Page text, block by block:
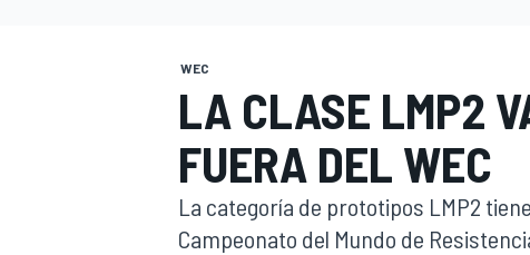
INDYCAR
WEC
LA CLASE LMP2
FUERA DEL WEC
La categoría de prototipos LMP2
Campeonato del Mundo de